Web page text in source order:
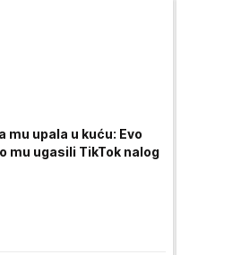
mu upala u kuću: Evo
mu ugasili TikTok nalog